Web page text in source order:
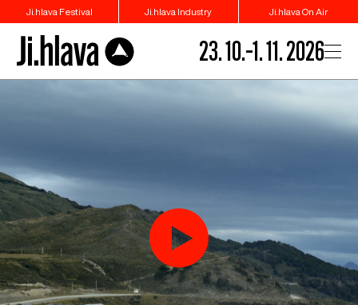
Ji.hlava Festival Ji.hlava Industry Ji.hlava On Air
23. 10.–1. 11. 2026